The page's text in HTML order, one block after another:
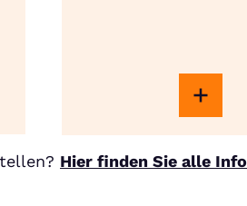
Hier finden Sie alle